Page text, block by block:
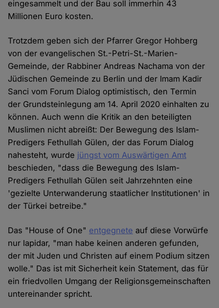
eingesammelt und der Bau soll immerhin 43
Millionen Euro kosten.
Trotzdem geben sich der Pfarrer Gregor Hohberg
von der evangelischen St.-Petri-St.-Marien-
Gemeinde, der Rabbiner Andreas Nachama von der
Jüdischen Gemeinde zu Berlin und der Imam Kadir
Sanci vom Forum Dialog optimistisch, den Termin
der Grundsteinlegung am 14. April 2020 einhalten zu
können. Auch wenn die Kritik an den beteiligten
Muslimen nicht abreißt: Der Bewegung des Islam-
Predigers Fethullah Gülen, der das Forum Dialog
nahesteht, wurde jüngst vom Auswärtigen Amt
beschieden, "dass die Bewegung des Islam-
Predigers Fethullah Gülen seit Jahrzehnten eine
'gezielte Unterwanderung staatlicher Institutionen' in
der Türkei betreibe."
Das "House of One" entgegnete auf diese Vorwürfe
nur lapidar, "man habe keinen anderen gefunden,
der mit Juden und Christen auf einem Podium sitzen
wolle." Das ist mit Sicherheit kein Statement, das für
ein friedvollen Umgang der Religionsgemeinschaften
untereinander spricht.